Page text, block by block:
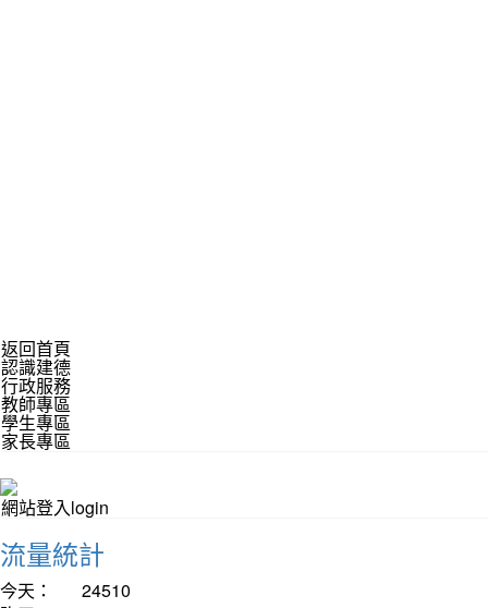
返回首頁
認識建德
行政服務
教師專區
學生專區
家長專區
網站登入login
流量統計
今天：
24510